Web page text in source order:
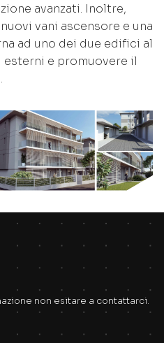
avanzati. Inoltre,
vani ascensore e una
ad uno dei due edifici al
e promuovere il
non esitare a contattarci.